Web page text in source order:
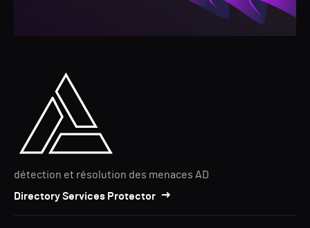
détection et résolution des menaces AD
Directory Services Protector